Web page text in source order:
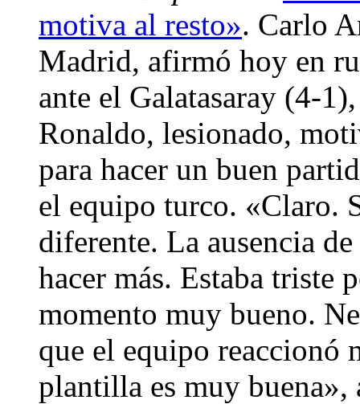
motiva al resto». Carlo
Madrid, afirmó hoy en
ante el Galatasaray (4-
Ronaldo, lesionado,
para hacer un buen
el equipo turco. «Claro.
diferente. La ausencia
hacer más. Estaba triste
momento muy bueno.
que el equipo reaccionó
plantilla es muy